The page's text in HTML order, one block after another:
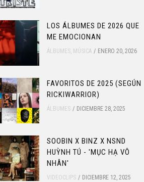
LOS ÁLBUMES DE 2026 QUE
ME EMOCIONAN
ÁLBUMES, MÚSICA ENERO 20, 2026
FAVORITOS DE 2025 (SEGÚN
RICKIWARRIOR)
ÁLBUMES DICIEMBRE 28, 2025
SOOBIN X BINZ X NSND
HUỲNH TÚ - 'MỤC HẠ VÔ
NHÂN'
VIDEOCLIPS DICIEMBRE 12, 2025